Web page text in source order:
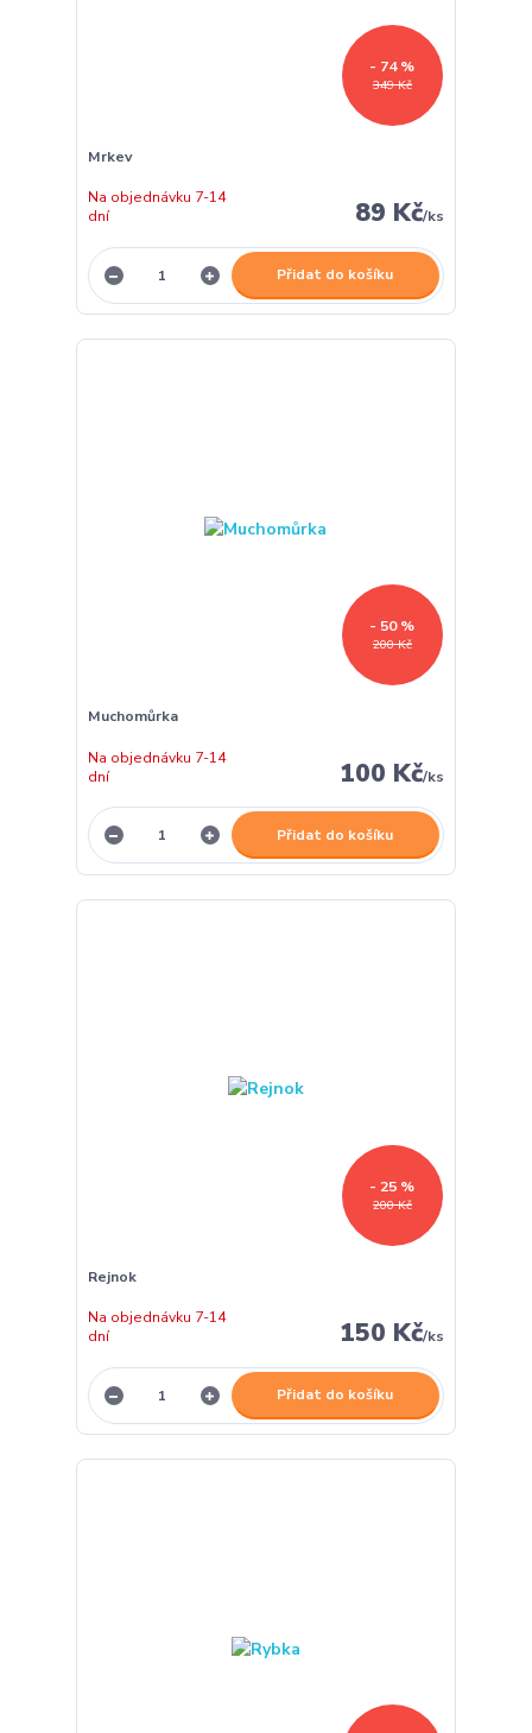
349 Kč
- 74 %
Mrkev
89 Kč/ks
Na objednávku 7-14
dní
Přidat do košíku
200 Kč
- 50 %
Muchomůrka
100 Kč/ks
Na objednávku 7-14
dní
Přidat do košíku
200 Kč
- 25 %
Rejnok
150 Kč/ks
Na objednávku 7-14
dní
Přidat do košíku